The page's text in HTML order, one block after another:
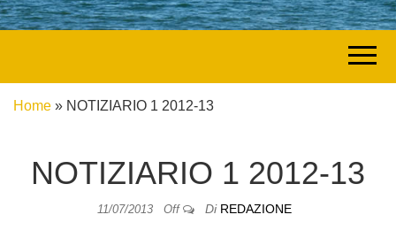
Home » NOTIZIARIO 1 2012-13
NOTIZIARIO 1 2012-13
11/07/2013 Off Di REDAZIONE